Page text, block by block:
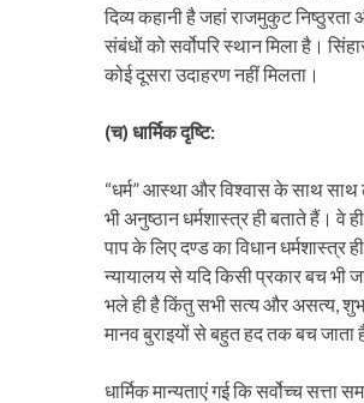
दिव्य कहानी है जहां राजमुकुट
संबंधों को सर्वोपरि स्थान मिला है।
कोई दूसरा उदाहरण नहीं मिलता।
(च) धार्मिक दृष्टि:
“धर्म” आस्था और विश्वास के साथ
भी अनुष्ठान धर्मशास्त्र ही बताते हैं।
पाप के लिए दण्ड का विधान धर्मशास्त्र
न्यायालय से यदि किसी प्रकार बच भी
भले ही है किंतु सभी सत्य और असत्य,
मानव बुराइयों से बहुत हद तक बच
धार्मिक मान्यताएं गई कि सर्वोच्च